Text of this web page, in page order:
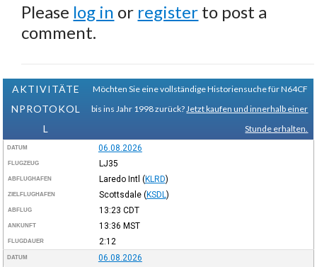
Please log in or register to post a
comment.
AKTIVITÄTE
NPROTOKOL
L
Möchten Sie eine vollständige Historiensuche für N64CF
bis ins Jahr 1998 zurück? Jetzt kaufen und innerhalb einer
Stunde erhalten.
DATUM 06.08.2026
FLUGZEUG LJ35
ABFLUGHAFEN Laredo Intl (KLRD)
ZIELFLUGHAFEN Scottsdale (KSDL )
ABFLUG 13:23 CDT
ANKUNFT 13:36 MST
FLUGDAUER 2:12
DATUM 06.08.2026